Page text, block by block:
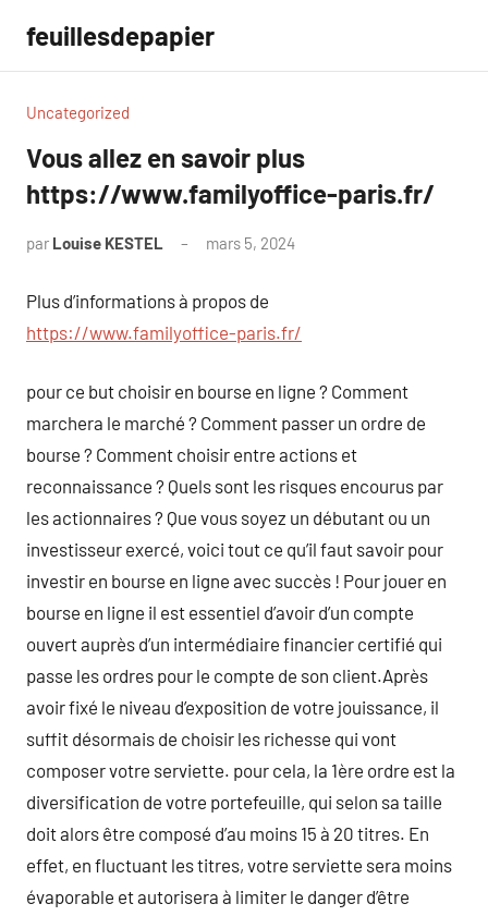
contenu
feuillesdepapier
Uncategorized
Vous allez en savoir plus
https://www.familyoffice-paris.fr/
par Louise KESTEL mars 5, 2024
Plus d’informations à propos de
https://www.familyoffice-paris.fr/
pour ce but choisir en bourse en ligne ? Comment
marchera le marché ? Comment passer un ordre de
bourse ? Comment choisir entre actions et
reconnaissance ? Quels sont les risques encourus par
les actionnaires ? Que vous soyez un débutant ou un
investisseur exercé, voici tout ce qu’il faut savoir pour
investir en bourse en ligne avec succès ! Pour jouer en
bourse en ligne il est essentiel d’avoir d’un compte
ouvert auprès d’un intermédiaire financier certifié qui
passe les ordres pour le compte de son client.Après
avoir fixé le niveau d’exposition de votre jouissance, il
suffit désormais de choisir les richesse qui vont
composer votre serviette. pour cela, la 1ère ordre est la
diversification de votre portefeuille, qui selon sa taille
doit alors être composé d’au moins 15 à 20 titres. En
effet, en fluctuant les titres, votre serviette sera moins
évaporable et autorisera à limiter le danger d’être